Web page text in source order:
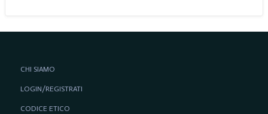
CHI SIAMO
LOGIN/REGISTRATI
CODICE ETICO